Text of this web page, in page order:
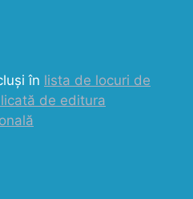
în lista de locuri de
de editura